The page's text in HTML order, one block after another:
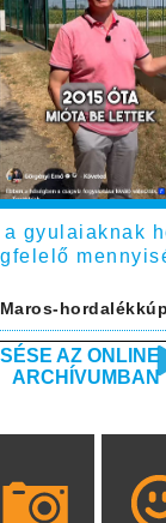
gyulaiaknak
AZ ONLINE
ARCHÍVUMBAN